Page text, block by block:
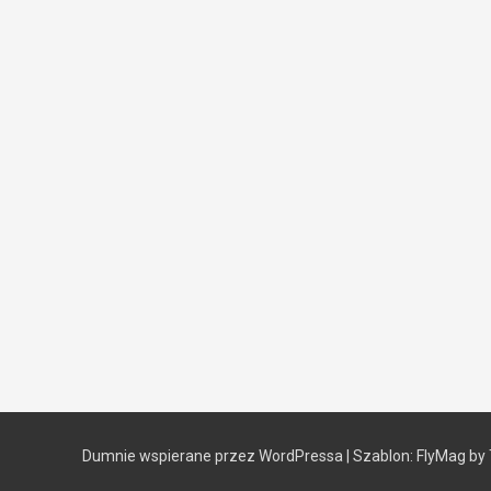
Dumnie wspierane przez WordPressa Szablon: FlyMag by